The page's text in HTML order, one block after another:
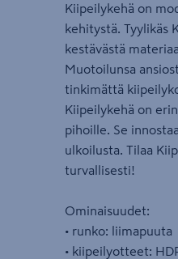
Kiipeilykehä on
kehitystä. Tyylikäs
kestävästä
Muotoilunsa
tinkimättä
Kiipeilykehä on
pihoille. Se
ulkoilusta. Tilaa
turvallisesti!
Ominaisuudet:
• runko: liimapuuta
• kiipeilyotteet: